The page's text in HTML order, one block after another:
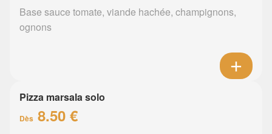
Base sauce tomate, viande hachée, champignons,
ognons
Pizza marsala solo
Dès 8.50 €